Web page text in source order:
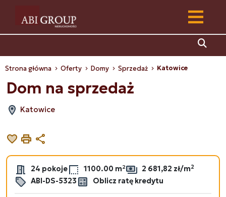
Strona główna Oferty Domy Sprzedaż Katowice
Dom na sprzedaż
Katowice
Dodaj do ulubionych
Drukuj
24 pokoje 1100.00 m² 2 681,82 zł/m2
ABI-DS-5323 Oblicz ratę kredytu